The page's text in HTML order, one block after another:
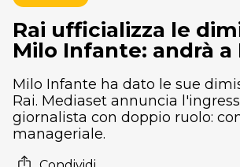
Rai ufficializza le
Milo Infante: andrà a
Milo Infante ha dato le sue
Rai. Mediaset annuncia
giornalista con doppio ruolo:
manageriale.